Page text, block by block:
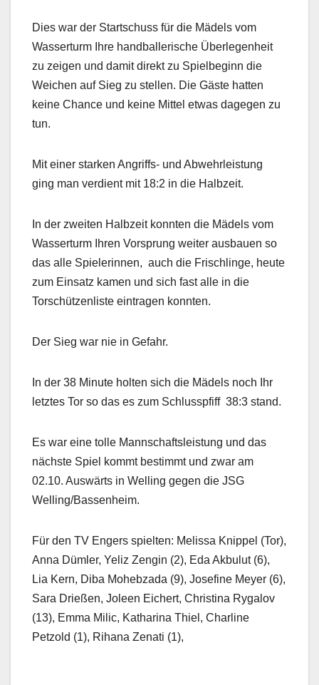
Dies war der Startschuss für die Mädels vom
Wasserturm Ihre handballerische Überlegenheit
zu zeigen und damit direkt zu Spielbeginn die
Weichen auf Sieg zu stellen. Die Gäste hatten
keine Chance und keine Mittel etwas dagegen zu
tun.
Mit einer starken Angriffs- und Abwehrleistung
ging man verdient mit 18:2 in die Halbzeit.
In der zweiten Halbzeit konnten die Mädels vom
Wasserturm Ihren Vorsprung weiter ausbauen so
das alle Spielerinnen, auch die Frischlinge, heute
zum Einsatz kamen und sich fast alle in die
Torschützenliste eintragen konnten.
Der Sieg war nie in Gefahr.
In der 38 Minute holten sich die Mädels noch Ihr
letztes Tor so das es zum Schlusspfiff 38:3 stand.
Es war eine tolle Mannschaftsleistung und das
nächste Spiel kommt bestimmt und zwar am
02.10. Auswärts in Welling gegen die JSG
Welling/Bassenheim.
Für den TV Engers spielten: Melissa Knippel (Tor),
Anna Dümler, Yeliz Zengin (2), Eda Akbulut (6),
Lia Kern, Diba Mohebzada (9), Josefine Meyer (6),
Sara Drießen, Joleen Eichert, Christina Rygalov
(13), Emma Milic, Katharina Thiel, Charline
Petzold (1), Rihana Zenati (1),